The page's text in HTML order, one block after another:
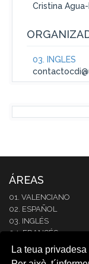
La teua
Cristina
03. INGLÉS
ÁREAS
01. VALENCIANO
02. ESPAÑOL
03. INGLÉS
04. FRANCÉS
05. ITALIANO
06. ALEMÁN